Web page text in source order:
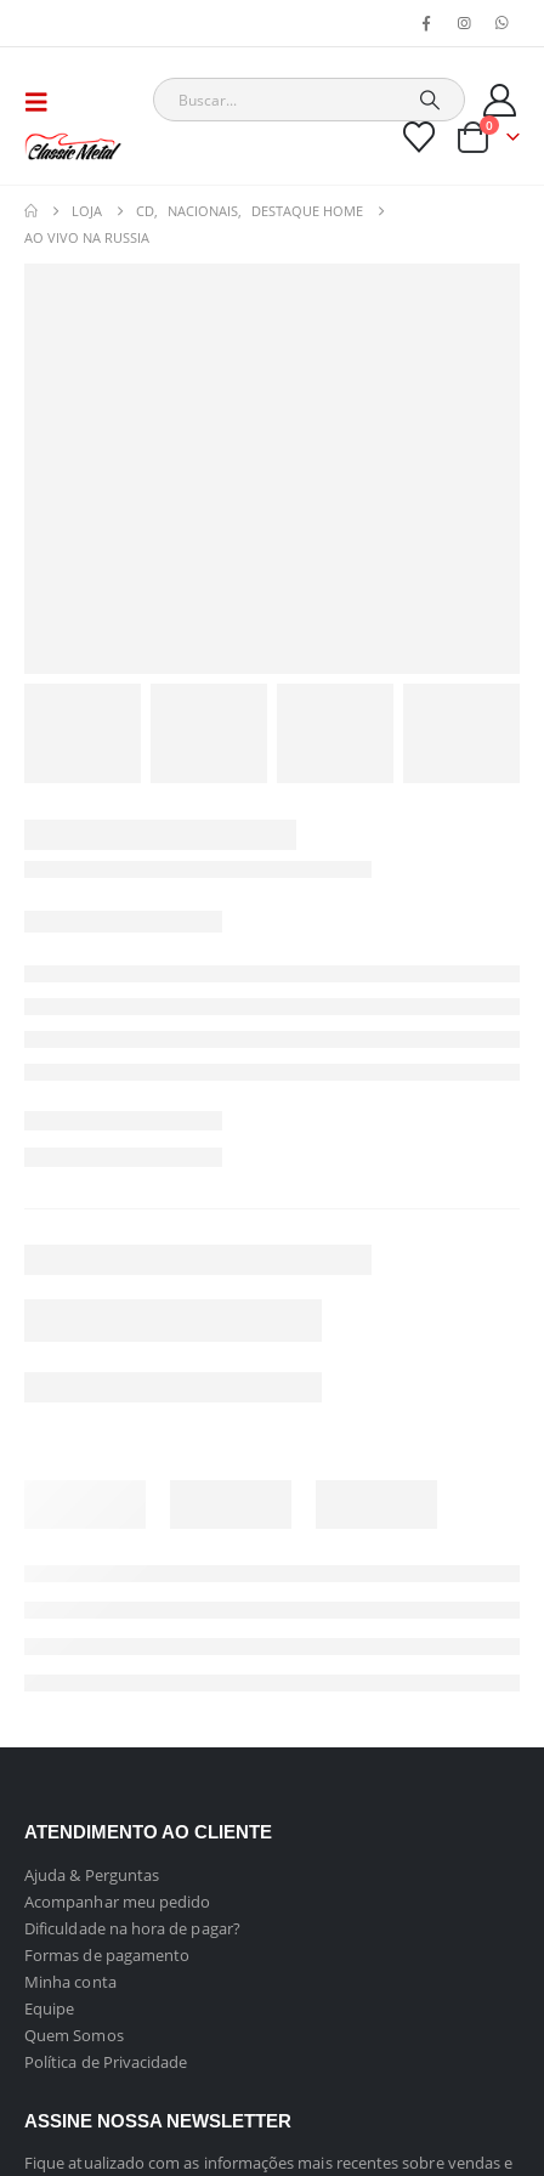
0
LOJA CD NACIONAIS
DESTAQUE HOME
AO VIVO NA RUSSIA
ATENDIMENTO AO CLIENTE
Ajuda & Perguntas
Acompanhar meu pedido
Dificuldade na hora de pagar?
Formas de pagamento
Minha conta
Equipe
Quem Somos
Política de Privacidade
ASSINE NOSSA NEWSLETTER
Fique atualizado com as informações mais recentes sobre vendas e